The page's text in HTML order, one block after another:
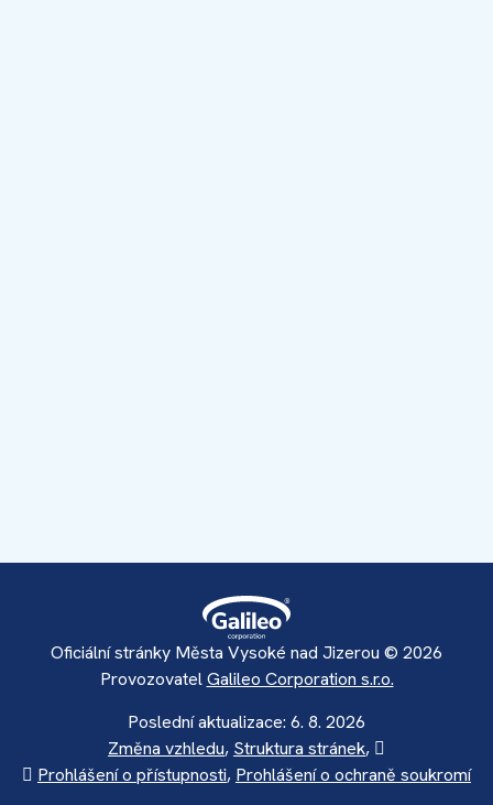
Oficiální stránky Města Vysoké nad Jizerou © 2026
ProvozovatelGalileo Corporation s.r.o.
Poslední aktualizace: 6. 8. 2026
Změna vzhledu, Struktura stránek,
Prohlášení o přístupnosti, Prohlášení o ochraně soukromí